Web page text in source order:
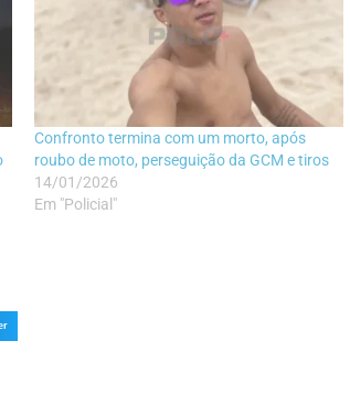
Confronto termina com um morto, após
roubo de moto, perseguição da GCM e tiros
14/01/2026
Em "Policial"